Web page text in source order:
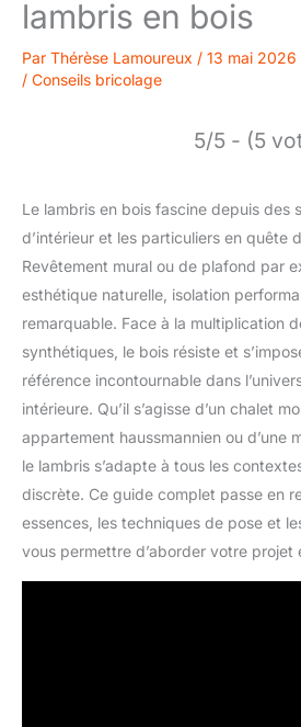
lambris en bois
Par Thérèse Lamoureux / 13 mai 2026
/ Conseils bricolage
5/5 - (5
Le lambris en bois fascine depuis des
d’intérieur et les particuliers en quête
Revêtement mural ou de plafond par
esthétique naturelle, isolation
remarquable. Face à la multiplication
synthétiques, le bois résiste et
référence incontournable dans
intérieure. Qu’il s’agisse d’un chalet
appartement haussmannien ou d’une
le lambris s’adapte à tous les
discrète. Ce guide complet passe en
essences, les techniques de pose et
vous permettre d’aborder votre projet